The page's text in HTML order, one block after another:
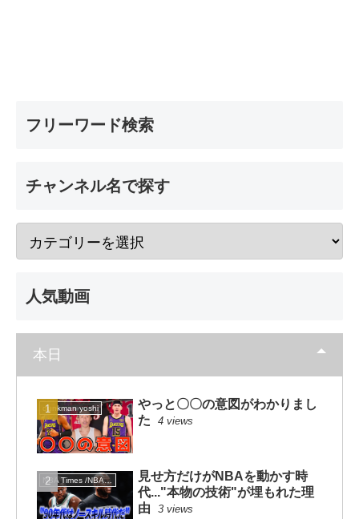
フリーワード検索
チャンネル名で探す
人気動画
本日
dunkman yoshi
やっと〇〇の意図がわかりまし
た
4 views
NBA Times /NBAタイムズ
見せ方だけがNBAを動かす時
代..."本物の技術"が埋もれた理
由
3 views